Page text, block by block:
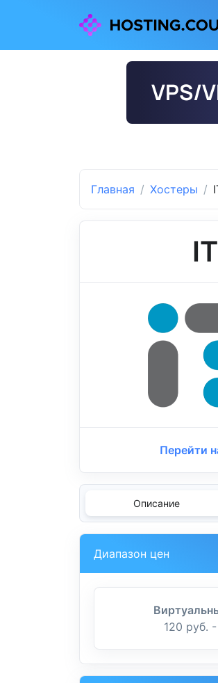
Главная Хостеры
Перейти
Описание
Диапазон цен
120 руб.